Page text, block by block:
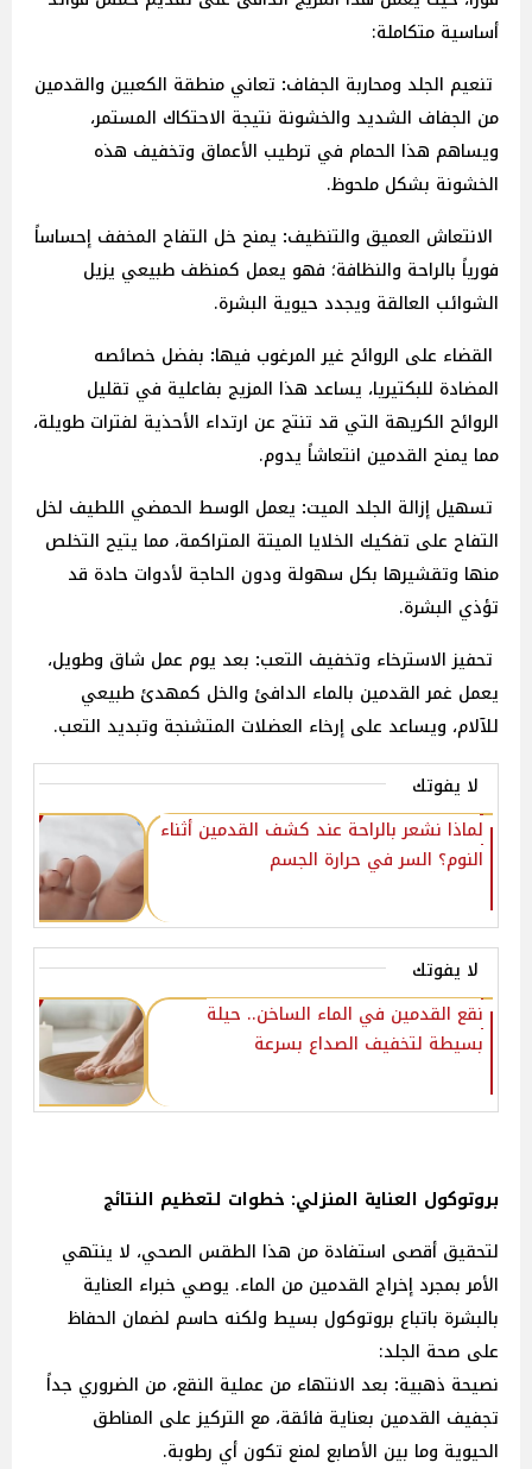
أساسية متكاملة:
تنعيم الجلد ومحاربة الجفاف: تعاني منطقة الكعبين والقدمين
من الجفاف الشديد والخشونة نتيجة الاحتكاك المستمر،
ويساهم هذا الحمام في ترطيب الأعماق وتخفيف هذه
الخشونة بشكل ملحوظ.
الانتعاش العميق والتنظيف: يمنح خل التفاح المخفف إحساساً
فورياً بالراحة والنظافة؛ فهو يعمل كمنظف طبيعي يزيل
الشوائب العالقة ويجدد حيوية البشرة.
القضاء على الروائح غير المرغوب فيها: بفضل خصائصه
المضادة للبكتيريا، يساعد هذا المزيج بفاعلية في تقليل
الروائح الكريهة التي قد تنتج عن ارتداء الأحذية لفترات طويلة،
مما يمنح القدمين انتعاشاً يدوم.
تسهيل إزالة الجلد الميت: يعمل الوسط الحمضي اللطيف لخل
التفاح على تفكيك الخلايا الميتة المتراكمة، مما يتيح التخلص
منها وتقشيرها بكل سهولة ودون الحاجة لأدوات حادة قد
تؤذي البشرة.
تحفيز الاسترخاء وتخفيف التعب: بعد يوم عمل شاق وطويل،
يعمل غمر القدمين بالماء الدافئ والخل كمهدئ طبيعي
للآلام، ويساعد على إرخاء العضلات المتشنجة وتبديد التعب.
لا يفوتك
لماذا نشعر بالراحة عند كشف القدمين أثناء
النوم؟ السر في حرارة الجسم
لا يفوتك
نقع القدمين في الماء الساخن.. حيلة
بسيطة لتخفيف الصداع بسرعة
بروتوكول العناية المنزلي: خطوات لتعظيم النتائج
لتحقيق أقصى استفادة من هذا الطقس الصحي، لا ينتهي
الأمر بمجرد إخراج القدمين من الماء. يوصي خبراء العناية
بالبشرة باتباع بروتوكول بسيط ولكنه حاسم لضمان الحفاظ
على صحة الجلد:
نصيحة ذهبية: بعد الانتهاء من عملية النقع، من الضروري جداً
تجفيف القدمين بعناية فائقة، مع التركيز على المناطق
الحيوية وما بين الأصابع لمنع تكون أي رطوبة.